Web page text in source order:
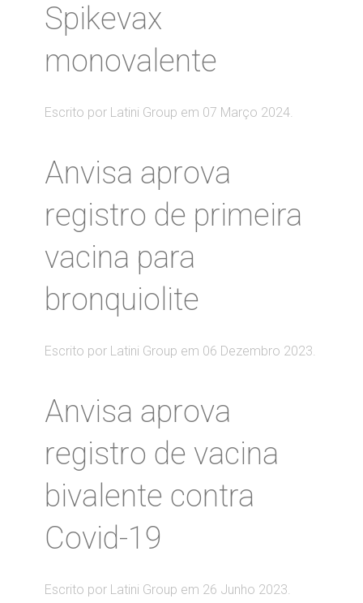
Spikevax
monovalente
Escrito por Latini Group em 07 Março 2024.
Anvisa aprova
registro de primeira
vacina para
bronquiolite
Escrito por Latini Group em 06 Dezembro 2023.
Anvisa aprova
registro de vacina
bivalente contra
Covid-19
Escrito por Latini Group em 26 Junho 2023.